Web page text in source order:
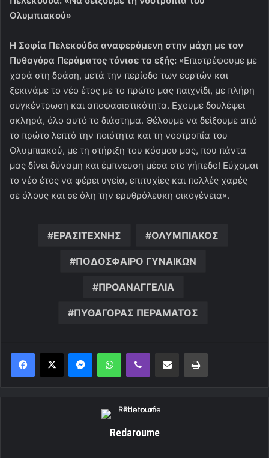
Ολυμπιακού»
Η Σοφία Πελεκούδα αναφερόμενη στην μάχη με τον
Πυθαγόρα Περάματος τόνισε τα εξής: «Επιστρέφουμε με
χαρά στη δράση, μετά την περίοδο των εορτών και
ξεκινάμε το νέο έτος με το πρώτο μας παιχνίδι, με πλήρη
συγκέντρωση και αποφασιστικότητα. Eχουμε δουλέψει
σκληρά, όλο αυτό το διάστημα. Θέλουμε να δείξουμε από
το πρώτο λεπτό την ποιότητα και τη νοοτροπία του
Ολυμπιακού, με τη στήριξη του κόσμου μας, που πάντα
μας δίνει δύναμη και έμπνευση μέσα στο γήπεδο! Εύχομαι
το νέο έτος να φέρει υγεία, επιτυχίες και πολλές χαρές
σε όλους και σε όλη την ερυθρόλευκη οικογένεια».
ΕΡΑΣΙΤΕΧΝΗΣ ΟΛΥΜΠΙΑΚΟΣ
ΠΟΔΟΣΦΑΙΡΟ ΓΥΝΑΙΚΩΝ
ΠΡΟΑΝΑΓΓΕΛΙΑ
ΠΥΘΑΓΟΡΑΣ ΠΕΡΑΜΑΤΟΣ
MessengerWhatsAppViber Κοινοποίηση μέσω ηλεκτρονικού ταχυδρομείουΕκτύπωση
Redaroume